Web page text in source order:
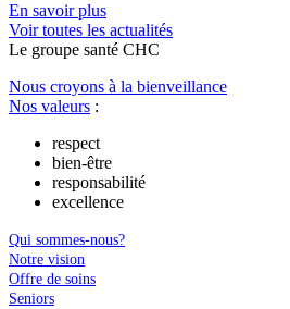
En savoir plus
Voir toutes les actualités
Le groupe santé CHC
Nous croyons à la bienveillance
Nos valeurs :
respect
bien-être
responsabilité
excellence
Qui sommes-nous?
Notre vision
Offre de soins
Seniors